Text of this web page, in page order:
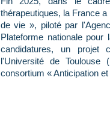
thérapeutiques, la France
de vie », piloté par
Plateforme nationale
candidatures, un projet
l'Université de
consortium « Anticipation